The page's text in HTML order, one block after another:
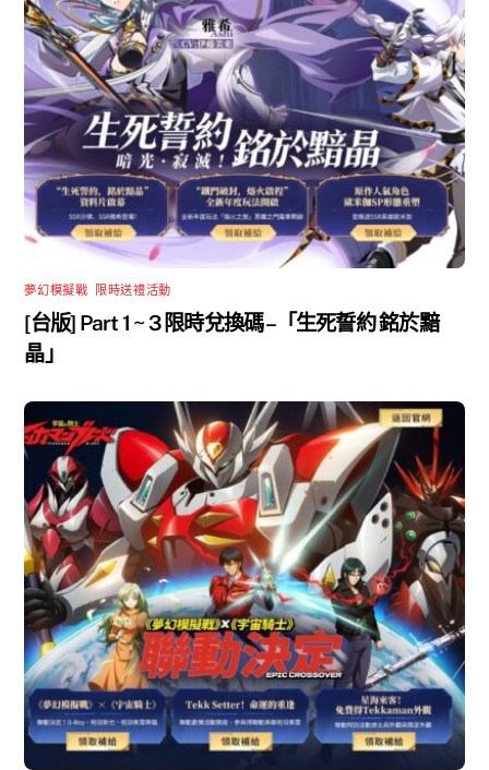
夢幻模擬戰 限時送禮活動
[台版] Part 1 ~ 3 限時兌換碼 –「生死誓約 銘於黯
晶」